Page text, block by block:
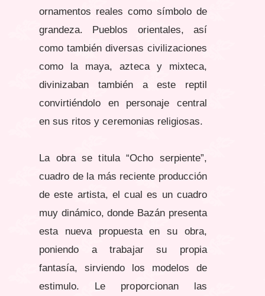
ornamentos reales como símbolo de
grandeza. Pueblos orientales, así
como también diversas civilizaciones
como la maya, azteca y mixteca,
divinizaban también a este reptil
convirtiéndolo en personaje central
en sus ritos y ceremonias religiosas.
La obra se titula “Ocho serpiente”,
cuadro de la más reciente producción
de este artista, el cual es un cuadro
muy dinámico, donde Bazán presenta
esta nueva propuesta en su obra,
poniendo a trabajar su propia
fantasía, sirviendo los modelos de
estimulo. Le proporcionan las